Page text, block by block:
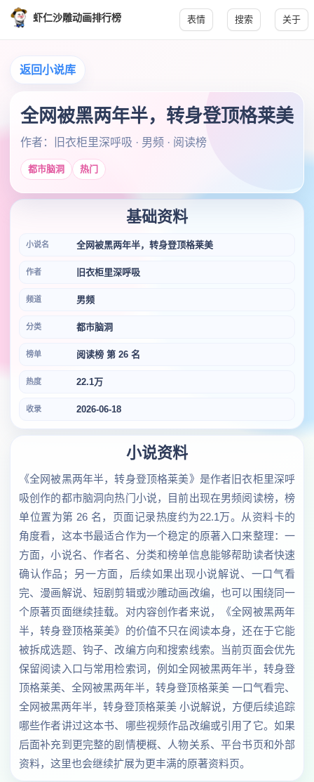
虾仁沙雕动画排行榜 表情 搜索 关于
返回小说库
全网被黑两年半，转身登顶格莱美
作者：旧衣柜里深呼吸 · 男频 · 阅读榜
都市脑洞 热门
基础资料
小说名 全网被黑两年半，转身登顶格莱美
作者 旧衣柜里深呼吸
频道 男频
分类 都市脑洞
榜单 阅读榜 第 26 名
热度 22.1万
收录 2026-06-18
小说资料
《全网被黑两年半，转身登顶格莱美》是作者旧衣柜里深呼
吸创作的都市脑洞向热门小说，目前出现在男频阅读榜，榜
单位置为第 26 名，页面记录热度约为22.1万。从资料卡的
角度看，这本书最适合作为一个稳定的原著入口来整理：一
方面，小说名、作者名、分类和榜单信息能够帮助读者快速
确认作品；另一方面，后续如果出现小说解说、一口气看
完、漫画解说、短剧剪辑或沙雕动画改编，也可以围绕同一
个原著页面继续挂载。对内容创作者来说，《全网被黑两年
半，转身登顶格莱美》的价值不只在阅读本身，还在于它能
被拆成选题、钩子、改编方向和搜索线索。当前页面会优先
保留阅读入口与常用检索词，例如全网被黑两年半，转身登
顶格莱美、全网被黑两年半，转身登顶格莱美 一口气看完、
全网被黑两年半，转身登顶格莱美 小说解说，方便后续追踪
哪些作者讲过这本书、哪些视频作品改编或引用了它。如果
后面补充到更完整的剧情梗概、人物关系、平台书页和外部
资料，这里也会继续扩展为更丰满的原著资料页。